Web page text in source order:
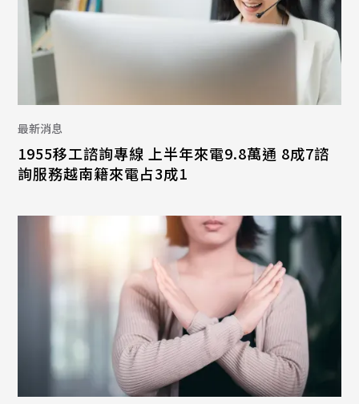
最新消息
1955移工諮詢專線 上半年來電9.8萬通 8成7諮
詢服務越南籍來電占3成1